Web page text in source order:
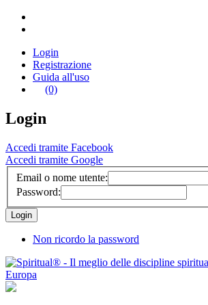
Login
Registrazione
Guida all'uso
(0)
Login
Accedi tramite Facebook
Accedi tramite Google
Email o nome utente:
Password:
Non ricordo la password